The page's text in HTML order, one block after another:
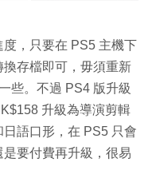
，只要在 PS5 主機下
存檔即可，毋須重新
些。不過 PS4 版升級
升級為導演剪輯
語口形，在 PS5 只會
要付費再升級，很易